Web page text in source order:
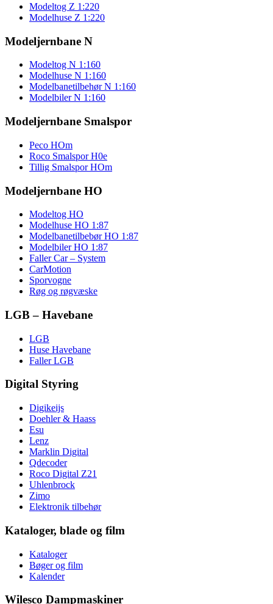
Modeltog Z 1:220
Modelhuse Z 1:220
Modeljernbane N
Modeltog N 1:160
Modelhuse N 1:160
Modelbanetilbehør N 1:160
Modelbiler N 1:160
Modeljernbane Smalspor
Peco HOm
Roco Smalspor H0e
Tillig Smalspor HOm
Modeljernbane HO
Modeltog HO
Modelhuse HO 1:87
Modelbanetilbebør HO 1:87
Modelbiler HO 1:87
Faller Car – System
CarMotion
Sporvogne
Røg og røgvæske
LGB – Havebane
LGB
Huse Havebane
Faller LGB
Digital Styring
Digikeijs
Doehler & Haass
Esu
Lenz
Marklin Digital
Qdecoder
Roco Digital Z21
Uhlenbrock
Zimo
Elektronik tilbehør
Kataloger, blade og film
Kataloger
Bøger og film
Kalender
Wilesco Dampmaskiner